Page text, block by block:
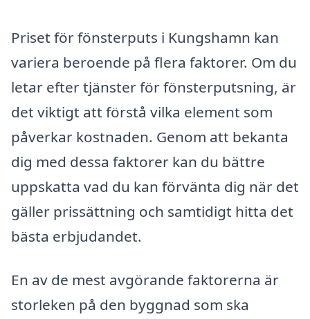
Priset för fönsterputs i Kungshamn kan
variera beroende på flera faktorer. Om du
letar efter tjänster för fönsterputsning, är
det viktigt att förstå vilka element som
påverkar kostnaden. Genom att bekanta
dig med dessa faktorer kan du bättre
uppskatta vad du kan förvänta dig när det
gäller prissättning och samtidigt hitta det
bästa erbjudandet.
En av de mest avgörande faktorerna är
storleken på den byggnad som ska